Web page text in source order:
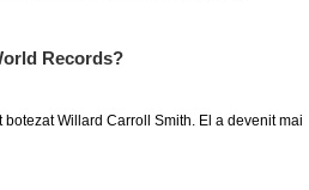
Records?
Willard Carroll Smith. El a devenit mai